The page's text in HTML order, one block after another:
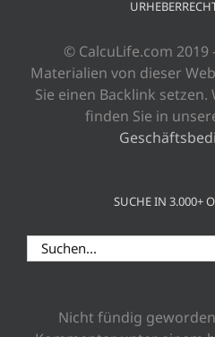
© CalcuLife.com 2019
Materialien von dieser
Sie einen Backlink
finden Sie in
SUCHE IN 3.000+
Suche
nach:
Nicht fündig